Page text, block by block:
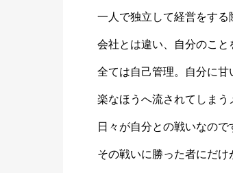
一人で独立して経営をする
会社とは違い、自分のこと
全ては自己管理。自分に甘
楽なほうへ流されてしまう
日々が自分との戦いなので
その戦いに勝った者にだけ